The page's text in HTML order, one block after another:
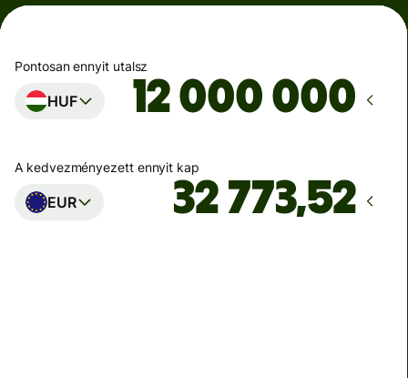
Pontosan ennyit utalsz
HUF
A kedvezményezett ennyit kap
EUR